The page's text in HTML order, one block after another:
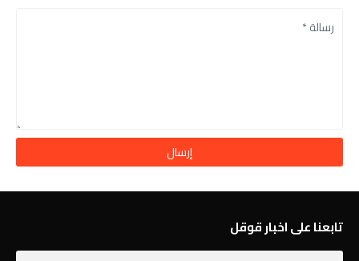
تابعنا على اخبار قوقل